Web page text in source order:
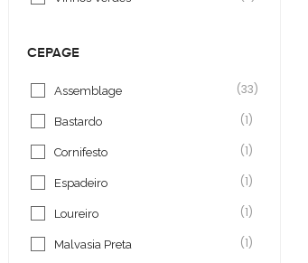
CEPAGE
Assemblage (33)
Bastardo (1)
Cornifesto (1)
Espadeiro (1)
Loureiro (1)
Malvasia Preta (1)